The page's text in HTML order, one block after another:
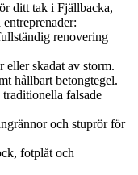
ditt tak i Fjällbacka,
renovering
eller skadat av storm.
hållbart betongtegel.
falsade
och stuprör för
fotplåt och